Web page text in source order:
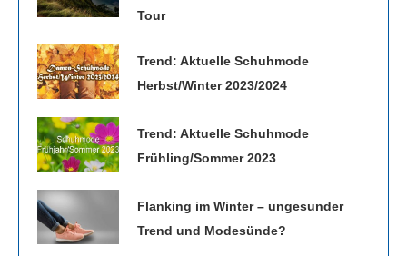
Tour
Trend: Aktuelle Schuhmode
Herbst/Winter 2023/2024
Trend: Aktuelle Schuhmode
Frühling/Sommer 2023
Flanking im Winter – ungesunder
Trend und Modesünde?